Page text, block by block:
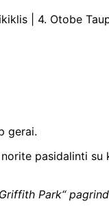
| 4. Otobe
gerai.
pasidalinti su
Park“